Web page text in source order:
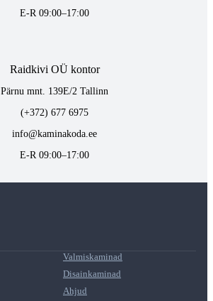
E-R 09:00–17:00
Raidkivi OÜ kontor
Pärnu mnt. 139E/2 Tallinn
(+372) 677 6975
info@kaminakoda.ee
E-R 09:00–17:00
Valmiskaminad
Disainkaminad
Ahjud